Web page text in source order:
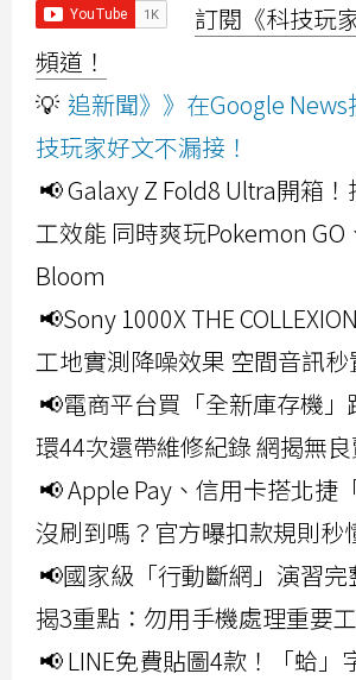
訂閱《科技玩
頻道！
💡 追新聞》》在Google
技玩家好文不漏接！
📢 Galaxy Z Fold8 Ultra開箱
工效能 同時爽玩Pokemon GO
Bloom
📢Sony 1000X THE
工地實測降噪效果 空間音訊
📢電商平台買「全新庫存機
環44次還帶維修紀錄 網揭無
📢 Apple Pay、信用卡搭北捷
沒刷到嗎？官方曝扣款規則秒
📢國家級「行動斷網」演習完
揭3重點：勿用手機處理重要
📢 LINE免費貼圖4款！「蛤」